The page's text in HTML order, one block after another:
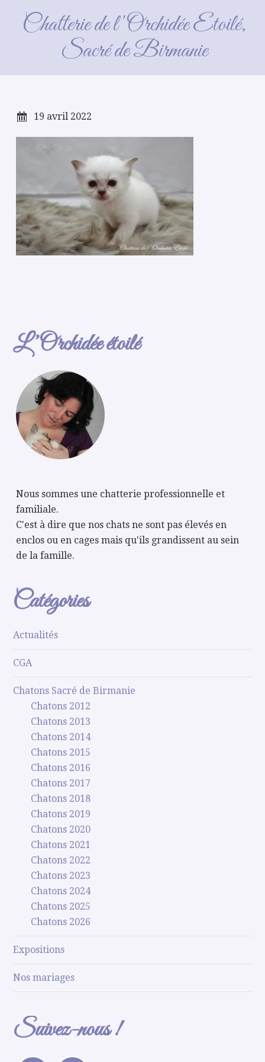
Chatterie de l'Orchidée Etoilé,
Sacré de Birmanie
Rose_clair_2021_07_03
(2)_GF
19 avril 2022
L’Orchidée étoilé
Nous sommes une chatterie professionnelle et
familiale.
C'est à dire que nos chats ne sont pas élevés en
enclos ou en cages mais qu'ils grandissent au sein
de la famille.
Catégories
Actualités
CGA
Chatons Sacré de Birmanie
Chatons 2012
Chatons 2013
Chatons 2014
Chatons 2015
Chatons 2016
Chatons 2017
Chatons 2018
Chatons 2019
Chatons 2020
Chatons 2021
Chatons 2022
Chatons 2023
Chatons 2024
Chatons 2025
Chatons 2026
Expositions
Nos mariages
Suivez-nous !